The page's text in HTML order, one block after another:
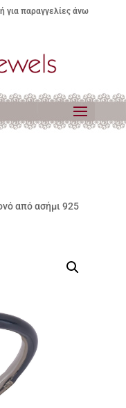
παραγγελίες άνω
από ασήμι 925